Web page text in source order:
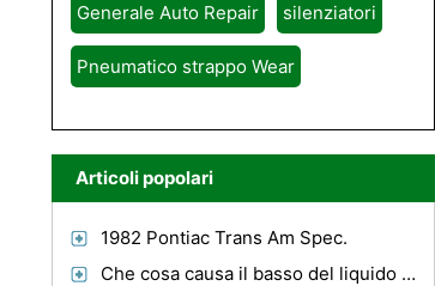
Generale Auto Repair silenziatori
Pneumatico strappo Wear
Articoli popolari
1982 Pontiac Trans Am Spec.
Che cosa causa il basso del liquido di raffreddamento luce su una Chevy Impala 2000?